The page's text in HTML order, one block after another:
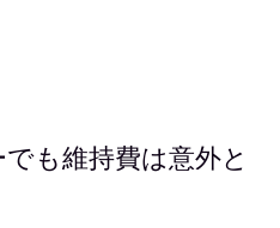
も維持費は意外と